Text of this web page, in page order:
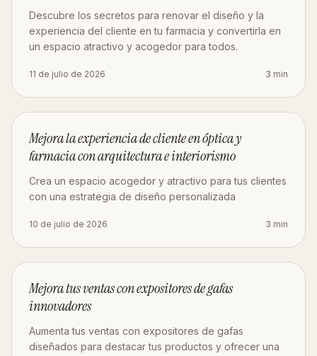
Descubre los secretos para renovar el diseño y la
experiencia del cliente en tu farmacia y convertirla en
un espacio atractivo y acogedor para todos.
11 de julio de 2026 3 min
Mejora la experiencia de cliente en óptica y
farmacia con arquitectura e interiorismo
Crea un espacio acogedor y atractivo para tus clientes
con una estrategia de diseño personalizada
10 de julio de 2026 3 min
Mejora tus ventas con expositores de gafas
innovadores
Aumenta tus ventas con expositores de gafas
diseñados para destacar tus productos y ofrecer una